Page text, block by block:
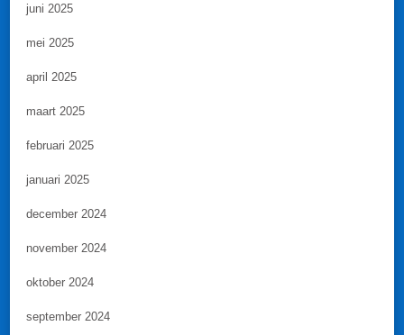
juni 2025
mei 2025
april 2025
maart 2025
februari 2025
januari 2025
december 2024
november 2024
oktober 2024
september 2024